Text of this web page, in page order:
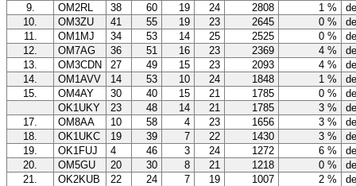
9.
OM2RL 38 60 19 24 2808 1 %
10.
OM3ZU 41 55 19 23 2645 0 %
11.
OM1MJ 34 53 14 25 2525 0 %
12.
OM7AG 36 51 16 23 2369 4 %
13.
OM3CDN 27 49 15 23 2093 4 %
14.
OM1AVV 14 53 10 24 1848 1 %
15.
OM4AY 30 40 15 21 1785 0 %
OK1UKY
23 48 14 21 1785 3 %
17.
OM8AA 10 58 4 23 1656 3 %
18.
OK1UKC 19 39 7 22 1430 3 %
19.
OK1FUJ 4 46 3 24 1272 6 %
20.
OM5GU 20 30 8 21 1218 0 %
21.
OK2KUB 22 24 7 19 1007 2 %